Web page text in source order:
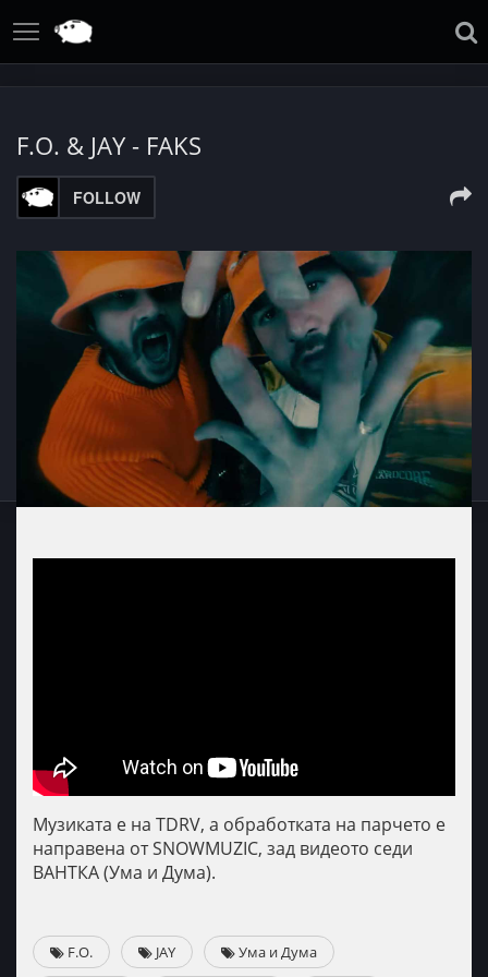
F.O. & JAY - FAKS
FOLLOW
Музиката е на ТDRV, а обработката на парчето е
направена от SNOWMUZIC, зад видеото седи
ВАНТКА (Ума и Дума).
F.O. JAY Ума и Дума